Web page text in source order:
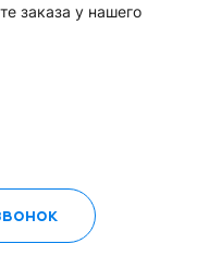
заказа у нашего